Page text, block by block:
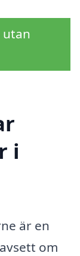
utan
i
är en
om